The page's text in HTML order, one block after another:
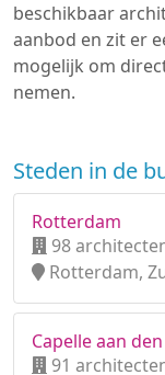
beschikbaar
aanbod en zit er
mogelijk om
nemen.
Steden in de
Rotterdam
98
Rotterdam,
Capelle aan den
91